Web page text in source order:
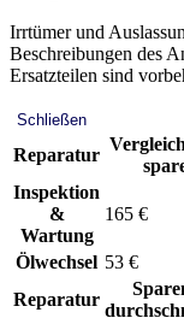
Irrtümer und
Beschreibungen des
Ersatzteilen sind
Schließen
Reparatur
Inspektion
&
Wartung
165 €
Ölwechsel 53 €
Reparatur